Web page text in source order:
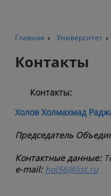
Главная Университет
Контакты
Контакты:
Холов Холмахмад
Председатель
Контактные данные:
e-mail: hol56@list.ru